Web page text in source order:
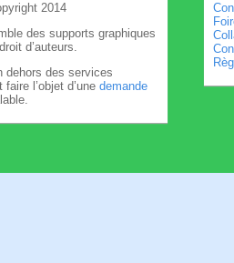
2014
des supports graphiques
d’auteurs.
dehors des services
l’objet d’une demande